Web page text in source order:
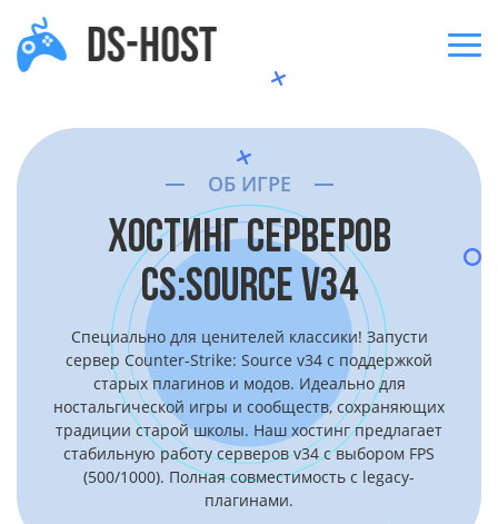
ОБ ИГРЕ
ХОСТИНГ СЕРВЕРОВ
CS:SOURCE V34
Специально для ценителей классики! Запусти
сервер Counter-Strike: Source v34 с поддержкой
старых плагинов и модов. Идеально для
ностальгической игры и сообществ, сохраняющих
традиции старой школы. Наш хостинг предлагает
стабильную работу серверов v34 с выбором FPS
(500/1000). Полная совместимость с legacy-
плагинами.